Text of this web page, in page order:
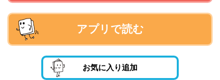
アプリで読む
お気に入り追加